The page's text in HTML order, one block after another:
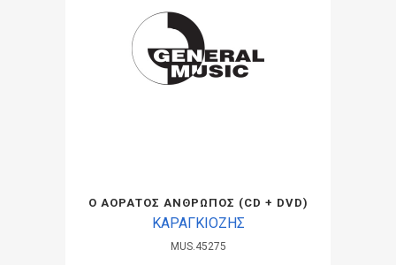
Ο ΑΟΡΑΤΟΣ ΑΝΘΡΩΠΟΣ (CD + DVD)
ΚΑΡΑΓΚΙΟΖΗΣ
MUS.45275